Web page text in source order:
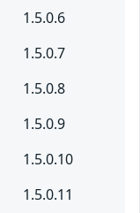
1.5.0.6
1.5.0.7
1.5.0.8
1.5.0.9
1.5.0.10
1.5.0.11